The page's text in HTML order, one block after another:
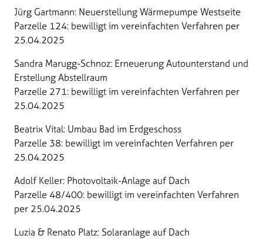
Jürg Gartmann: Neuerstellung Wärmepumpe Westseite
Parzelle 124: bewilligt im vereinfachten Verfahren per
25.04.2025
Sandra Marugg-Schnoz: Erneuerung Autounterstand und
Erstellung Abstellraum
Parzelle 271: bewilligt im vereinfachten Verfahren per
25.04.2025
Beatrix Vital: Umbau Bad im Erdgeschoss
Parzelle 38: bewilligt im vereinfachten Verfahren per
25.04.2025
Adolf Keller: Photovoltaik-Anlage auf Dach
Parzelle 48/400: bewilligt im vereinfachten Verfahren
per 25.04.2025
Luzia & Renato Platz: Solaranlage auf Dach